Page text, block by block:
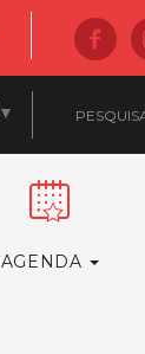
▼
AGENDA